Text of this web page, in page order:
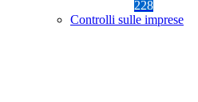
228
Controlli sulle imprese